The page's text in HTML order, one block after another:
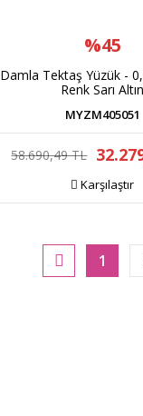
%45
Damla Tektaş Yüzük -
Renk Sarı Altın
MYZM405051
58.690,49 TL
Karşılaştır
1